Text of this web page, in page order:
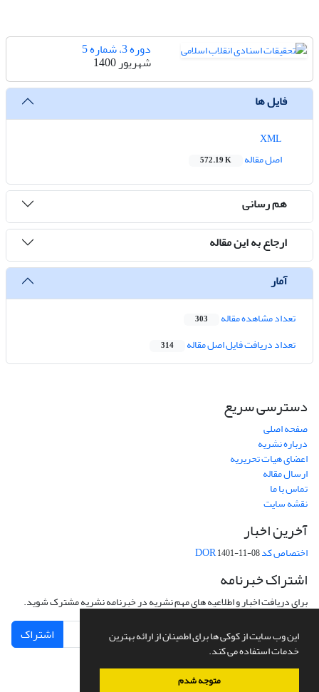
این وب سایت از کوکی ها برای اطمینان از ارائه بهترین
خدمات استفاده می کند.
متوجه شدم
دوره 3، شماره 5
شهریور 1400
فایل ها
اصل مقاله
572.19 K
هم رسانی
ارجاع به این مقاله
آمار
تعداد مشاهده مقاله 303
تعداد دریافت فایل اصل مقاله 314
دسترسی سریع
صفحه اصلی
درباره نشریه
اعضای هیات تحریریه
ارسال مقاله
تماس با ما
نقشه سایت
آخرین اخبار
اختصاص کد DOR1401-11-08
اشتراک خبرنامه
برای دریافت اخبار و اطلاعیه های مهم نشریه در خبرنامه نشریه مشترک شوید.
اشتراک